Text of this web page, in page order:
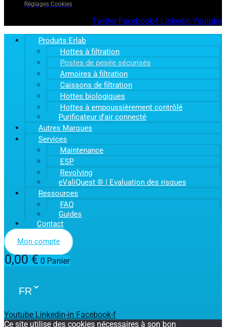
Réglages Cookies
Twitter Facebook-f Linkedin Youtube
Produits Erlab
Hottes à filtration
Postes de pesée sécurisés
Armoires à filtration
Caissons de filtration
Hottes biologiques
Hottes à empoussièrement contrôlé
Purificateur d’air connecté
Autres Marques
Services
Maintenance
ESP
Revolving
eValiQuest ® | Evaluation des risques
Ressources
FAQ
Guides
Contact
Mon compte
0,00€ 0 Panier
Youtube Linkedin-in Facebook-f
Ce site utilise des cookies nécessaires à son bon